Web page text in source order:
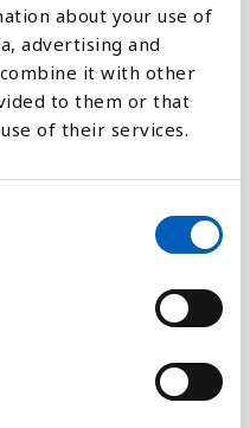
about your use of
advertising and
it with other
to them or that
of their services.
säga den areal som
har en nära
utveckling och är
av begreppets
person kan sätta på
kapaciteten
människor vi är. Ju